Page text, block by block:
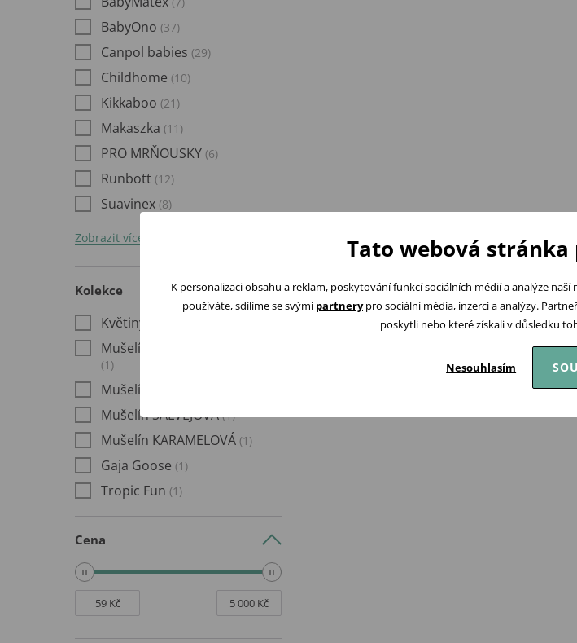
BabyOno (37)
Canpol babies (29)
Childhome (10)
Kikkaboo (21)
Makaszka (11)
PRO MRŇOUSKY (6)
Runbott (12)
Suavinex (8)
Zobrazit více
Kolekce
Květiny a Motýli
Mušelín PUDROVĚ RŮŽOVÁ
(1)
Mušelín BÉŽOVÁ
Mušelín ŠALVĚJOVÁ (1)
Mušelín KARAMELOVÁ (1)
Gaja Goose (1)
Tropic Fun (1)
Cena
Tato webová stránka
K personalizaci obsahu a reklam, poskytování funkcí sociálních médií a analýze
používáte, sdílíme se svými partnerypro sociální média, inzerci a analýzy.
poskytli nebo které získali v důsledku
Nesouhlasím